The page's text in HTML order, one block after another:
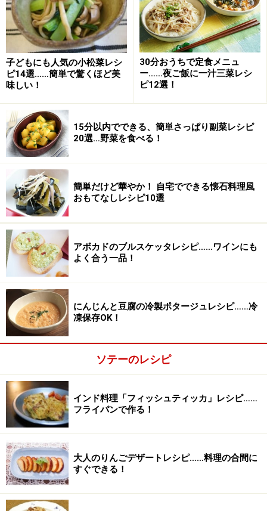
ケチャップ 大さじ2
はちみつ 大さじ1
酒 大さじ1
醤油
鶏とお豆のケチャップソテーの作り方・手
順
■鶏とお豆のケチャップソテーの作り方
1
下ごしらえする
鶏胸肉は一口大のそぎ切りにし、塩こしょうをし、片栗
粉をまぶします。玉ねぎを薄切りにします。合わせ調味
料の材料を混ぜておきます。
子どもにも人気の小松菜レシ
ピ14選……簡単で驚くほど美
味しい！
30分おうちで定食メニュ
ー……夜ご飯に一汁三菜レシ
ピ12選！
15分以内でできる、簡単さっぱり副菜レシピ
20選…野菜を食べる！
簡単だけど華やか！ 自宅でできる懐石料理風
おもてなしレシピ10選
アボカドのブルスケッタレシピ……ワインにも
よく合う一品！
にんじんと豆腐の冷製ポタージュレシピ……冷
凍保存OK！
ソテーのレシピ
インド料理「フィッシュティッカ」レシピ……
フライパンで作る！
大人のりんごデザートレシピ……料理の合間に
すぐできる！